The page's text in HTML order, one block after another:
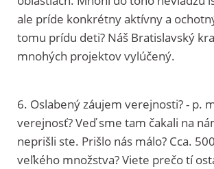
ale príde konkrétny aktívny a
tomu prídu deti? Náš Bratislavský
mnohých projektov vylúčený.
6. Oslabený záujem verejnosti? - p.
verejnosť? Veď sme tam čakali na
neprišli ste. Prišlo nás málo? Cca.
veľkého množstva? Viete prečo tí